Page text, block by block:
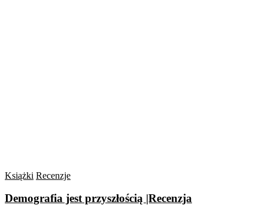
Książki Recenzje
Demografia jest przyszłością |Recenzja